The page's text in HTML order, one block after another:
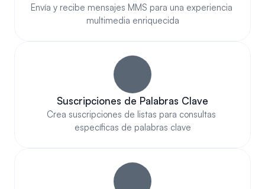
Envía y recibe mensajes MMS para una experiencia
multimedia enriquecida
Suscripciones de Palabras Clave
Crea suscripciones de listas para consultas
específicas de palabras clave